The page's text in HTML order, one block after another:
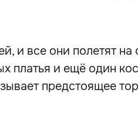
и все они полетят на
платья и ещё один
предстоящее